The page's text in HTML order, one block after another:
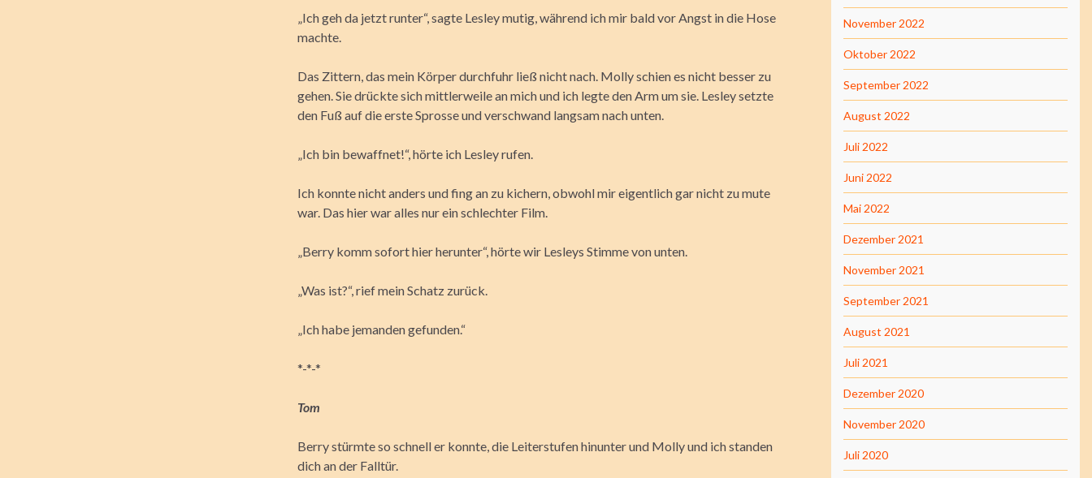
„Ich geh da jetzt runter“, sagte Lesley mutig, während ich mir bald vor Angst in die Hose
machte.
Das Zittern, das mein Körper durchfuhr ließ nicht nach. Molly schien es nicht besser zu
gehen. Sie drückte sich mittlerweile an mich und ich legte den Arm um sie. Lesley setzte
den Fuß auf die erste Sprosse und verschwand langsam nach unten.
„Ich bin bewaffnet!“, hörte ich Lesley rufen.
Ich konnte nicht anders und fing an zu kichern, obwohl mir eigentlich gar nicht zu mute
war. Das hier war alles nur ein schlechter Film.
„Berry komm sofort hier herunter“, hörte wir Lesleys Stimme von unten.
„Was ist?“, rief mein Schatz zurück.
„Ich habe jemanden gefunden.“
*-*-*
Tom
Berry stürmte so schnell er konnte, die Leiterstufen hinunter und Molly und ich standen
dich an der Falltür.
November 2022
Oktober 2022
September 2022
August 2022
Juli 2022
Juni 2022
Mai 2022
Dezember 2021
November 2021
September 2021
August 2021
Juli 2021
Dezember 2020
November 2020
Juli 2020